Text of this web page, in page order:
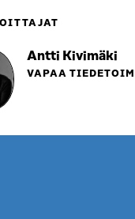
Antti Kivimäki
VAPAA